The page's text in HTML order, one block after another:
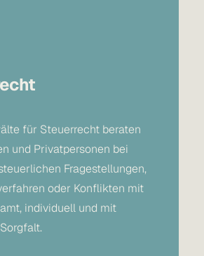
für Steuerrecht beraten
und Privatpersonen bei
Fragestellungen,
oder Konflikten mit
individuell und mit